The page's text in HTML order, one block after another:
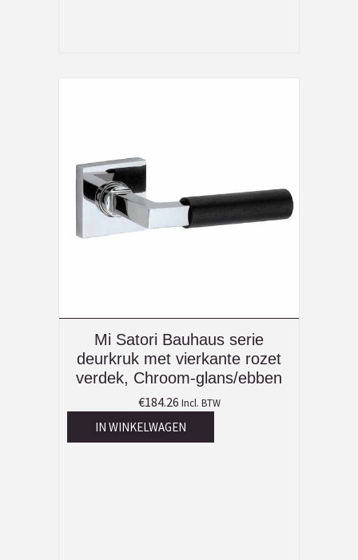
Mi Satori Bauhaus serie
deurkruk met vierkante rozet
verdek, Chroom-glans/ebben
€184.26 Incl. BTW
IN WINKELWAGEN